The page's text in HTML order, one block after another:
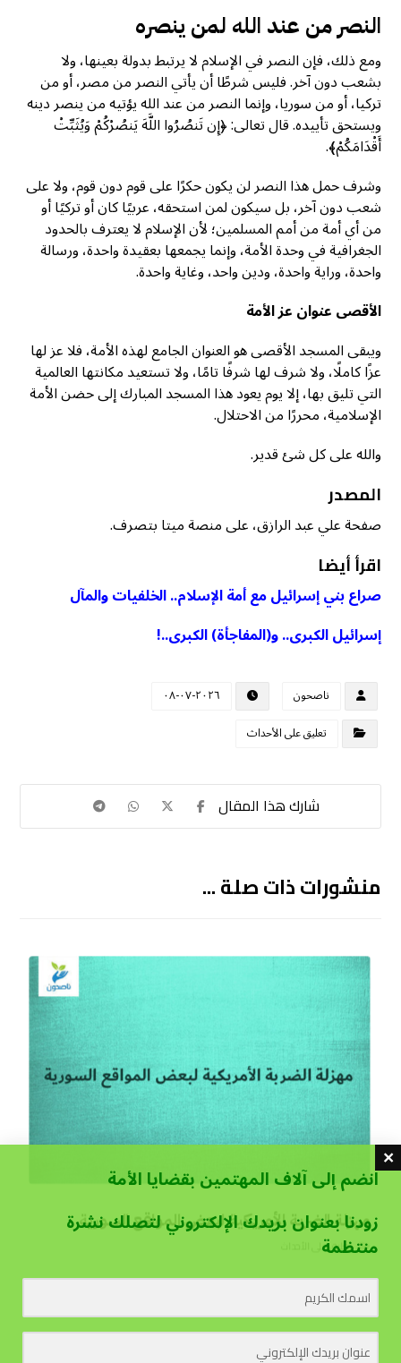
النصر من عند الله لمن ينصره
ومع ذلك، فإن النصر في الإسلام لا يرتبط بدولة بعينها، ولا
بشعب دون آخر. فليس شرطًا أن يأتي النصر من مصر، أو من
تركيا، أو من سوريا، وإنما النصر من عند الله يؤتيه من ينصر دينه
ويستحق تأييده. قال تعالى: ﴿إِن تَنصُرُوا اللَّهَ يَنصُرْكُمْ وَيُثَبِّتْ
أَقْدَامَكُمْ﴾.
وشرف حمل هذا النصر لن يكون حكرًا على قوم دون قوم، ولا على
شعب دون آخر، بل سيكون لمن استحقه، عربيًا كان أو تركيًا أو
من أي أمة من أمم المسلمين؛ لأن الإسلام لا يعترف بالحدود
الجغرافية في وحدة الأمة، وإنما يجمعها بعقيدة واحدة، ورسالة
واحدة، وراية واحدة، ودين واحد، وغاية واحدة.
الأقصى عنوان عز الأمة
ويبقى المسجد الأقصى هو العنوان الجامع لهذه الأمة، فلا عز لها
عزًا كاملًا، ولا شرف لها شرفًا تامًا، ولا تستعيد مكانتها العالمية
التي تليق بها، إلا يوم يعود هذا المسجد المبارك إلى حضن الأمة
الإسلامية، محررًا من الاحتلال.
والله على كل شئ قدير.
المصدر
صفحة علي عبد الرازق، على منصة ميتا بتصرف.
اقرأ أيضا
صراع بني إسرائيل مع أمة الإسلام.. الخلفيات والمآل
إسرائيل الكبرى.. و(المفاجأة) الكبرى..!
ناصحون
٢٠٢٦-٠٧-٠٨
تعليق على الأحداث
منشورات ذات صلة ...
مهزلة الضربة الأمريكية لبعض المواقع السورية
تعليق على الأحداث
انضم إلى آلاف المهتمين بقضايا الأمة
زودنا بعنوان بريدك الإلكتروني لتصلك نشرة
منتظمة